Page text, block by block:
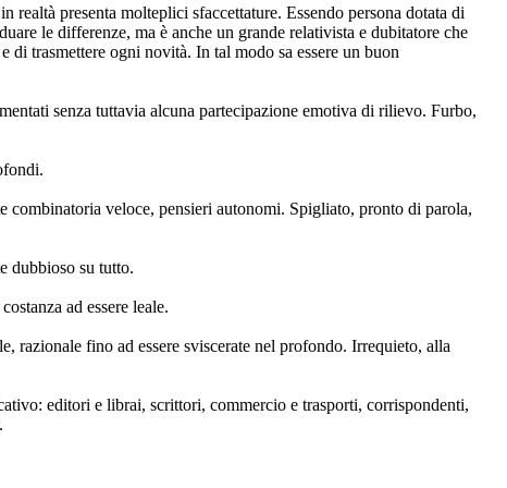
presenta molteplici sfaccettature. Essendo persona dotata di
le differenze, ma è anche un grande relativista e dubitatore che
trasmettere ogni novità. In tal modo sa essere un buon
senza tuttavia alcuna partecipazione emotiva di rilievo. Furbo,
veloce, pensieri autonomi. Spigliato, pronto di parola,
dubbioso su tutto.
ad essere leale.
fino ad essere sviscerate nel profondo. Irrequieto, alla
editori e librai, scrittori, commercio e trasporti, corrispondenti,